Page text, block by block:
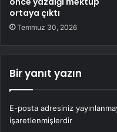
ortaya çıktı
Temmuz 30, 2026
Bir yanıt yazın
E-posta adresiniz
işaretlenmişlerdir